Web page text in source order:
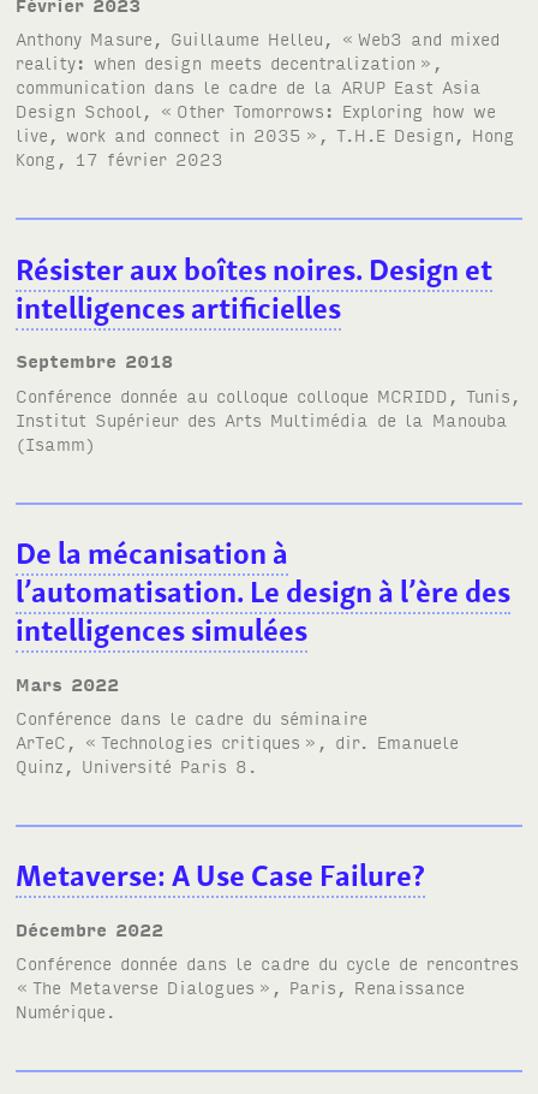
Anthony Masure, Guillaume Helleu, « Web3 and mixed
reality: when design meets decentralization »,
communication dans le cadre de la ARUP East Asia
Design School, « Other Tomorrows: Exploring how we
live, work and connect in 2035 »,T.H.E Design, Hong
Kong, 17 février 2023
Résister aux boîtes noires. Design et
intelligences artificielles
septembre 2018
Conférence donnée au colloque colloque MCRIDD , Tunis,
Institut Supérieur des Arts Multimédia de la Manouba
(Isamm)
De la mécanisation à
l’automatisation. Le design à l’ère des
intelligences simulées
mars 2022
Conférence dans le cadre du séminaire
ArTeC , « Technologies critiques », dir. Emanuele
Quinz, Université Paris 8.
Metaverse: A Use Case Failure?
décembre 2022
Conférence donnée dans le cadre du cycle de rencontres
« The Metaverse Dialogues » , Paris, Renaissance
Numérique.